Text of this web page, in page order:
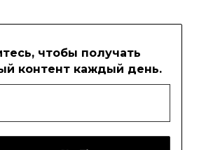
чтобы получать
контент каждый день.